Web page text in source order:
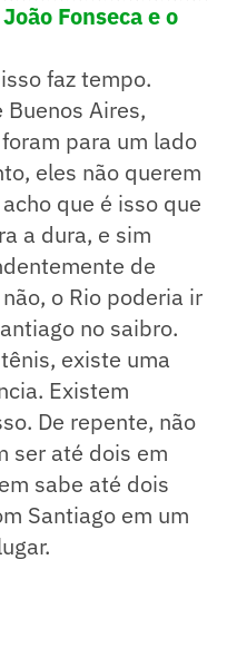
Fonseca e o
faz tempo.
Aires,
para um lado
eles não querem
que é isso que
a dura, e sim
de
o Rio poderia ir
no saibro.
existe uma
Existem
De repente, não
ser até dois em
sabe até dois
Santiago em um